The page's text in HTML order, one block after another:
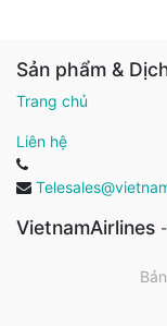
Sản phẩm &
Trang chủ
Liên hệ
VietnamAirlines -